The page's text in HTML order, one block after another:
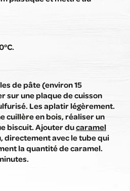
de pâte (environ 15
sur une plaque de cuisson
Les aplatir légèrement.
cuillère en bois, réaliser un
biscuit. Ajouter ducaramel
directement avec le tube qui
la quantité de caramel.